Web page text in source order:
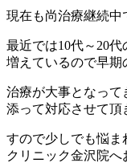
現在も尚治療継続中
最近では10代～20
増えているので早期
治療が大事となって
添って対応させて頂
すので少しでも悩
クリニック金沢院へ